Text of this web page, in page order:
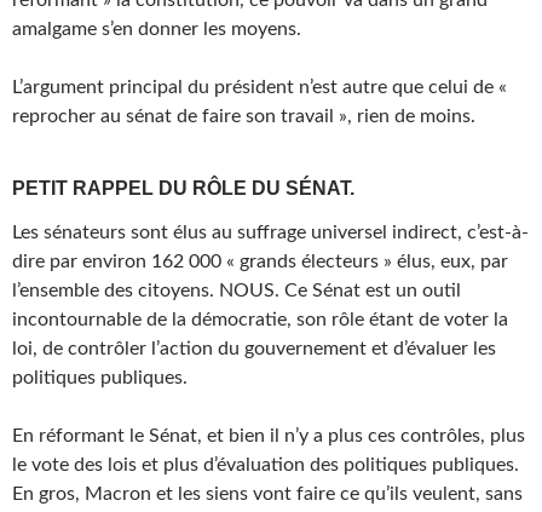
amalgame s’en donner les moyens.
L’argument principal du président n’est autre que celui de «
reprocher au sénat de faire son travail », rien de moins.
PETIT RAPPEL DU RÔLE DU SÉNAT.
Les sénateurs sont élus au suffrage universel indirect, c’est-à-
dire par environ 162 000 « grands électeurs » élus, eux, par
l’ensemble des citoyens. NOUS. Ce Sénat est un outil
incontournable de la démocratie, son rôle étant de voter la
loi, de contrôler l’action du gouvernement et d’évaluer les
politiques publiques.
En réformant le Sénat, et bien il n’y a plus ces contrôles, plus
le vote des lois et plus d’évaluation des politiques publiques.
En gros, Macron et les siens vont faire ce qu’ils veulent, sans